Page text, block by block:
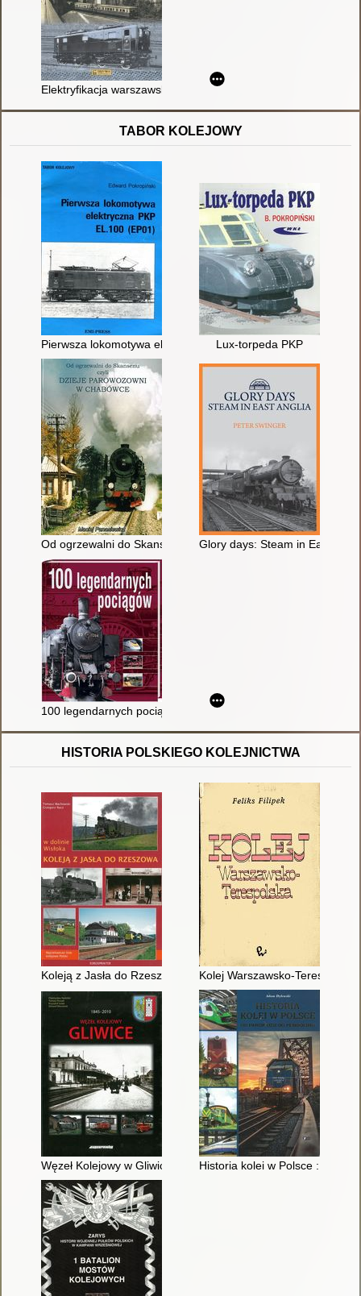
Elektryfikacja warszawskiego węzła kolejowego PKP 1933-
TABOR KOLEJOWY
Pierwsza lokomotywa elektryczna PKP [Polskich Kolei
Lux-torpeda PKP
Od ogrzewalni do Skansenu czyli dzieje parawozowni w
Glory days: Steam in East
100 legendarnych pociągów
HISTORIA POLSKIEGO KOLEJNICTWA
Koleją z Jasła do Rzeszowa Kolej Warszawsko-Terespolska
Węzeł Kolejowy w Gliwicach 1845-2010Historia kolei w Polsce : od